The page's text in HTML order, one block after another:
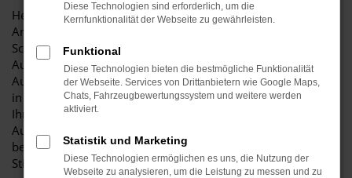
Herzlich willkommen bei Autohaus Stiglmayr – Ihre erste
Anlaufstelle für exzellente Audi Q7 Fahrzeuge für
Schrobenhausen und Umgebung! Unser renommiertes
Autohaus ist stolz darauf, Ihnen eine herausragende
Auswahl an Audi Q7 zu präsentieren, die höchste Standards
in Sachen Qualität und Leistung erfüllen. Wir sind seit Jahren
Ihr vertrauenswürdiger Partner, wenn es um erstklassige
Automobile geht. Erfahren Sie mehr über unsere
beeindruckende Audi Q7 Flotte und warum Autohaus
Stiglmayr die bevorzugte Adresse für Audi Q7 Liebhaber ist.
Diese Technologien sind erforderlich, um die
Kernfunktionalität der Webseite zu gewährleisten.
Funktional
Diese Technologien bieten die bestmögliche Funktionalität
der Webseite. Services von Drittanbietern wie Google Maps,
Chats, Fahrzeugbewertungssystem und weitere werden
aktiviert.
Statistik und Marketing
Diese Technologien ermöglichen es uns, die Nutzung der
Webseite zu analysieren, um die Leistung zu messen und zu